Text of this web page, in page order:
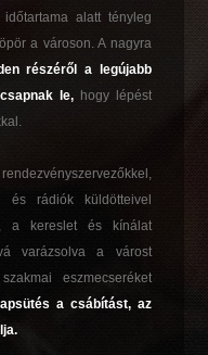
alatt tényleg
a városon. A nagyra
részéről a legújabb
le, hogy lépést
és rádiók küldötteivel
a kereslet és kínálat
varázsolva a várost
eszmecseréket
a csábítást, az